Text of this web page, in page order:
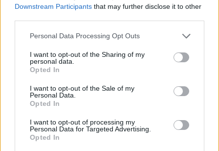
Downstream Participants that may further disclose it to other
Please note that this website/app uses one or more Google
not limited to your visit or usage behaviour. You may click to
grant or deny consent to Google and its third-party tags to
use your data for below specified purposes in below Google
consent section.
Personal Data Processing Opt Outs
I want to opt-out of the Sharing of my
personal data.
Opted In
I want to opt-out of the Sale of my
Personal Data.
Opted In
I want to opt-out of processing my
Personal Data for Targeted Advertising.
Opted In
Σχολίασε εδώ
Υποβολή σχολίου
Όροι Χρήσης